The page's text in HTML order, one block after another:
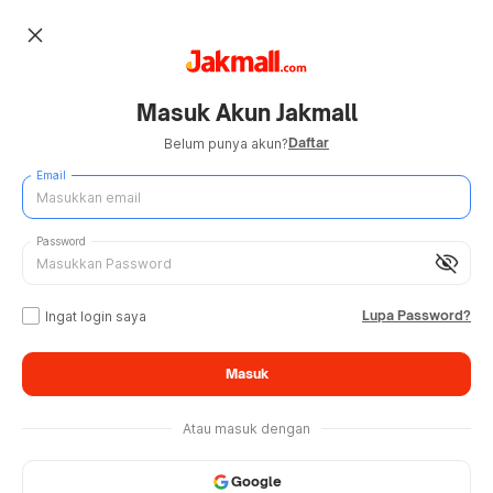
close
Masuk Akun Jakmall
Belum punya akun?Daftar
Email
visibility_off
Password
Ingat login saya Lupa Password?
Masuk
Atau masuk dengan
Google